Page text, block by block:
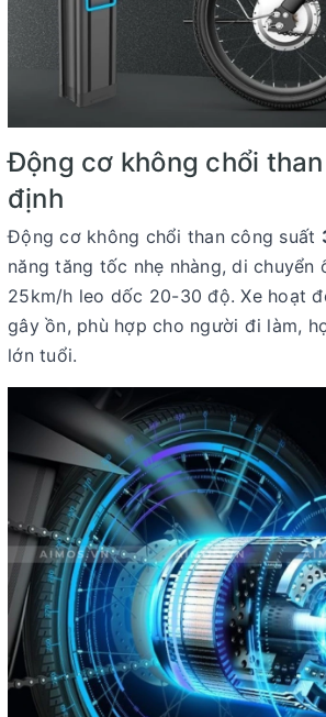
Động cơ không chổi
định
Động cơ không chổi than công suất
năng tăng tốc nhẹ nhàng, di chuyển
25km/h leo dốc 20-30 độ. Xe hoạt
gây ồn, phù hợp cho người đi làm,
lớn tuổi.